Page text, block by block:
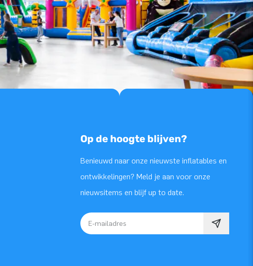
Op de hoogte blijven?
Benieuwd naar onze nieuwste inflatables en
ontwikkelingen? Meld je aan voor onze
nieuwsitems en blijf up to date.
E-mailadres